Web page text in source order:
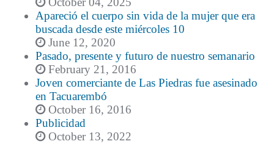
Apareció el cuerpo sin vida de la mujer que era
buscada desde este miércoles 10
June 12, 2020
Pasado, presente y futuro de nuestro semanario
February 21, 2016
Joven comerciante de Las Piedras fue asesinado
en Tacuarembó
October 16, 2016
Publicidad
October 13, 2022